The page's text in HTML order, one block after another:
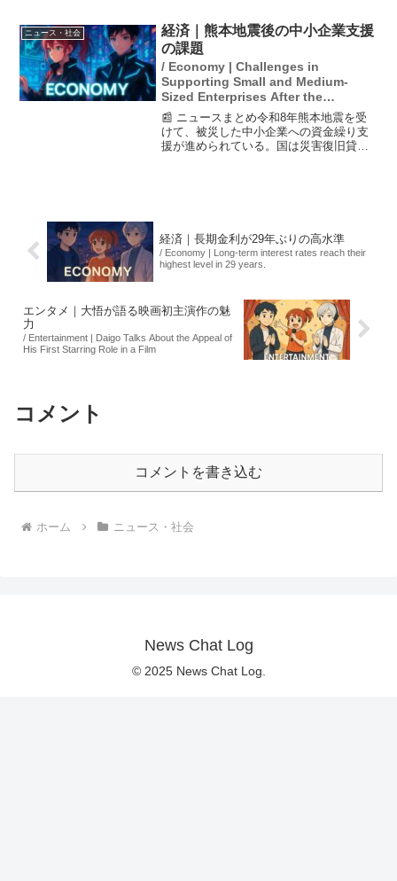
をすることを誓った。最近、警察は道交
法違反に加え、殺人...
ニュース・社会
経済｜熊本地震後の中小企業支援
の課題
/ Economy | Challenges in
Supporting Small and Medium-
Sized Enterprises After the
Kumamoto Earthquake
📰 ニュースまとめ令和8年熊本地震を受
けて、被災した中小企業への資金繰り支
援が進められている。国は災害復旧貸付
経済｜長期金利が29年ぶりの高水準
/ Economy | Long-term interest rates reach their
highest level in 29 years.
エンタメ｜大悟が語る映画初主演作の魅
力
/ Entertainment | Daigo Talks About the Appeal of
His First Starring Role in a Film
コメント
コメントを書き込む
ホーム ニュース・社会
News Chat Log
© 2025 News Chat Log.